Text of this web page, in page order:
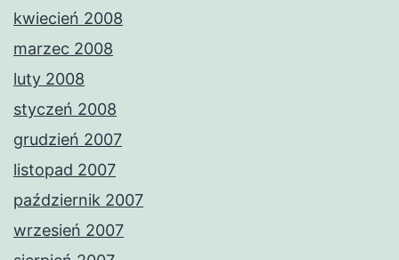
kwiecień 2008
marzec 2008
luty 2008
styczeń 2008
grudzień 2007
listopad 2007
październik 2007
wrzesień 2007